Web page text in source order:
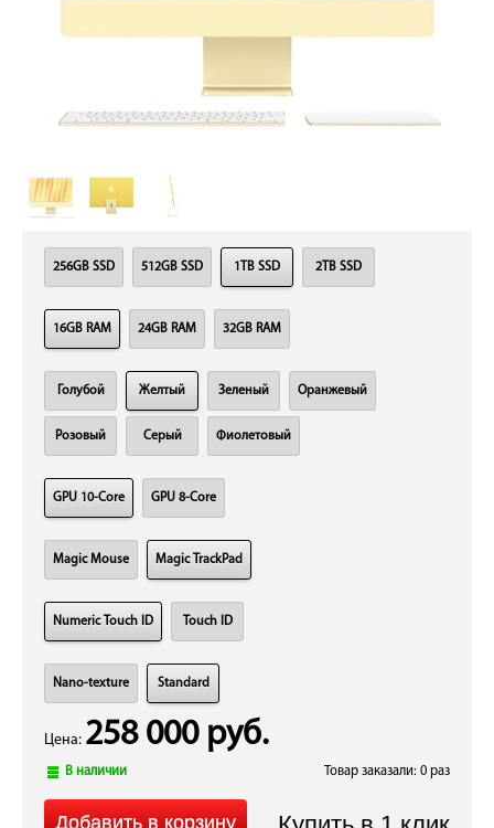
256GB SSD 512GB SSD 1TB SSD 2TB SSD
16GB RAM 24GB RAM 32GB RAM
Голубой Желтый Зеленый Оранжевый
Розовый Серый Фиолетовый
GPU 10-Core GPU 8-Core
Magic Mouse Magic TrackPad
Numeric Touch ID Touch ID
Nano-texture Standard
Цена: 258 000 руб.
В наличии Товар заказали: 0 раз